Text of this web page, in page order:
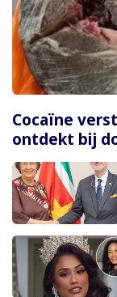
Cocaïne
ontdekt bij